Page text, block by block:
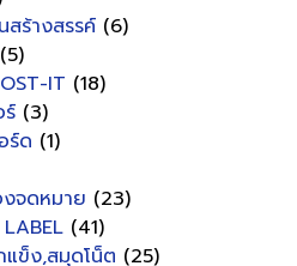
สร้างสรรค์ (6)
(5)
IT (18)
ร์ (3)
ร์ด (1)
งจดหมาย (23)
(41)
ข็ง,สมุดโน็ต (25)